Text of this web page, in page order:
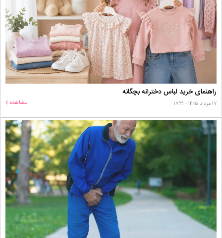
راهنمای خرید لباس دخترانه بچگانه
۱۷ مرداد ۱۴۰۵ - ۱۷:۳۱ مشاهده